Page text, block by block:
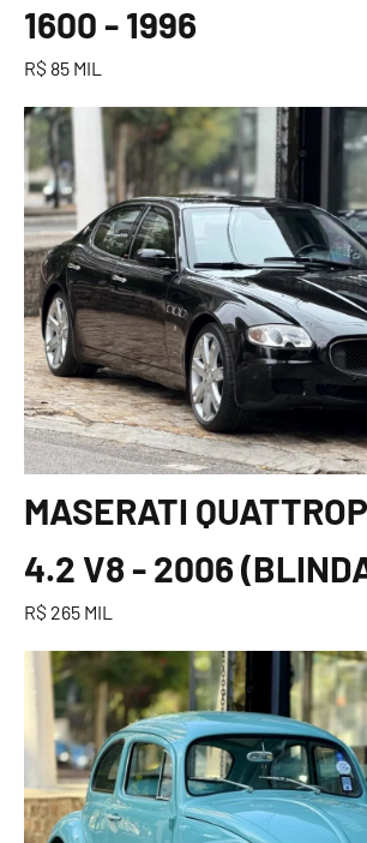
1600 - 1996
R$ 85 MIL
MASERATI
4.2 V8 - 2006
R$ 265 MIL